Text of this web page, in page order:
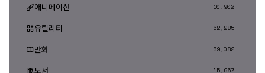
애니메이션 10,902
유틸리티 62,285
만화 39,082
도서 15,967